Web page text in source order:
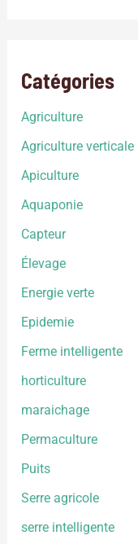
Catégories
Agriculture
Agriculture verticale
Apiculture
Aquaponie
Capteur
Élevage
Energie verte
Epidemie
Ferme intelligente
horticulture
maraichage
Permaculture
Puits
Serre agricole
serre intelligente